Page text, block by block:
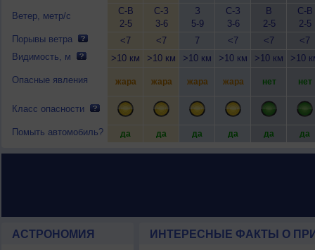
Ветер, метр/с
Порывы ветра
Видимость, м
Опасные явления
Класс опасности
Помыть автомобиль?
С-В
2-5
<7
>10 км
жара
да
С-З
3-6
<7
>10 км
жара
да
З
5-9
7
>10 км
жара
да
С-З
3-6
<7
>10 км
жара
да
В
2-5
<7
>10 км
нет
да
С-В
2-5
<7
>10
нет
да
АСТРОНОМИЯ ИНТЕРЕСНЫЕ ФАКТЫ О